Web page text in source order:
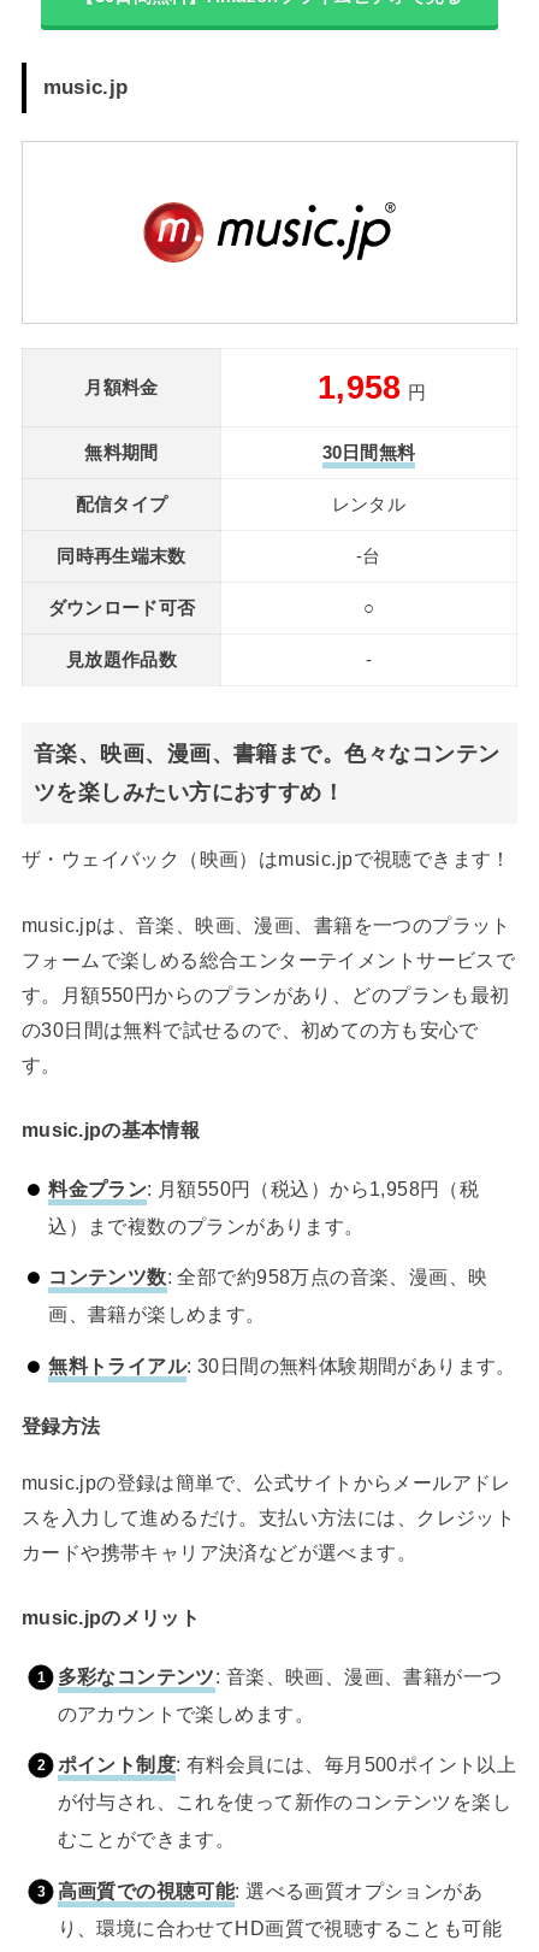
music.jp
月額料金 1,958 円
無料期間 30日間無料
配信タイプ レンタル
同時再生端末数 -台
ダウンロード可否 ○
見放題作品数 -
音楽、映画、漫画、書籍まで。色々なコンテン
ツを楽しみたい方におすすめ！
ザ・ウェイバック（映画）はmusic.jpで視聴できます！
music.jpは、音楽、映画、漫画、書籍を一つのプラット
フォームで楽しめる総合エンターテイメントサービスで
す。月額550円からのプランがあり、どのプランも最初
の30日間は無料で試せるので、初めての方も安心で
す。
music.jpの基本情報
料金プラン: 月額550円（税込）から1,958円（税
込）まで複数のプランがあります。
コンテンツ数: 全部で約958万点の音楽、漫画、映
画、書籍が楽しめます。
無料トライアル: 30日間の無料体験期間があります。
登録方法
music.jpの登録は簡単で、公式サイトからメールアドレ
スを入力して進めるだけ。支払い方法には、クレジット
カードや携帯キャリア決済などが選べます。
music.jpのメリット
多彩なコンテンツ: 音楽、映画、漫画、書籍が一つ
のアカウントで楽しめます。
ポイント制度: 有料会員には、毎月500ポイント以上
が付与され、これを使って新作のコンテンツを楽し
むことができます。
高画質での視聴可能: 選べる画質オプションがあ
り、環境に合わせてHD画質で視聴することも可能